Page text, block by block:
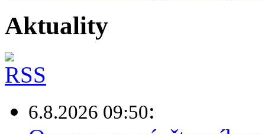
Aktuality
6.8.2026 09:50: